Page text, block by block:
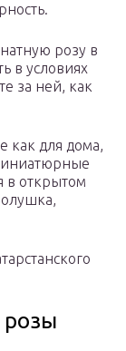
розу в
в условиях
за ней, как
как для дома,
в открытом
розы